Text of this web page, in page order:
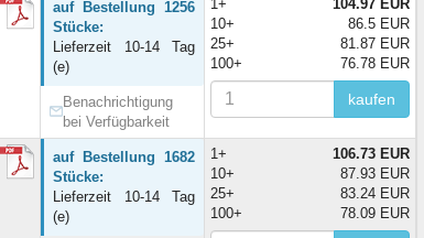
auf Bestellung 1256
Stücke:
Lieferzeit 10-14 Tag
(e)
Benachrichtigung
bei Verfügbarkeit
1+
104.97 EUR
10+
86.5 EUR
25+
81.87 EUR
100+
76.78 EUR
kaufen
auf Bestellung 1682
Stücke:
Lieferzeit 10-14 Tag
(e)
1+
106.73 EUR
10+
87.93 EUR
25+
83.24 EUR
100+
78.09 EUR